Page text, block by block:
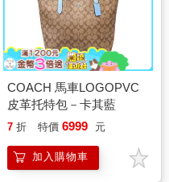
COACH 馬車LOGOPVC
皮革托特包－卡其藍
7 折 特價 6999 元
加入購物車